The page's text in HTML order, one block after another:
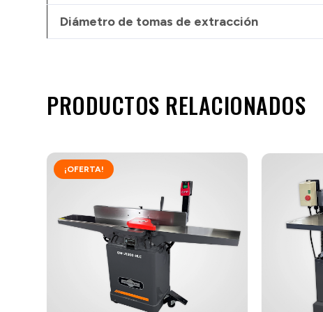
Diámetro de tomas de extracción
PRODUCTOS RELACIONADOS
¡OFERTA!